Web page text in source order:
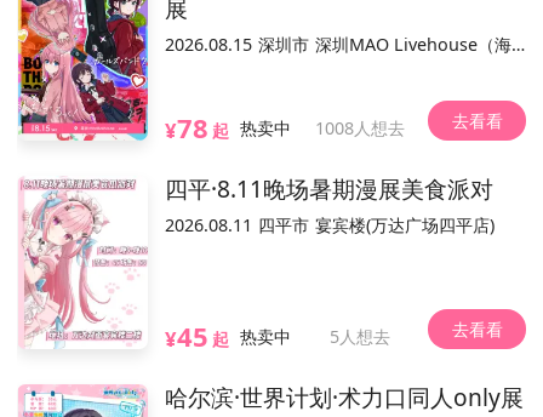
LY同人展6.0
2025.03.16（以现场为准）
北京大红门国际会展中心
不可退 可换票 可转赠 电子票/兑换票
活动介绍
展
2026.08.15 深圳市 深圳MAO Livehouse（海上世界店）
¥78 起 热卖中 1008人想去 去看看
四平·8.11晚场暑期漫展美食派对
2026.08.11 四平市 宴宾楼(万达广场四平店)
¥45 起 热卖中 5人想去 去看看
哈尔滨·世界计划·术力口同人only展